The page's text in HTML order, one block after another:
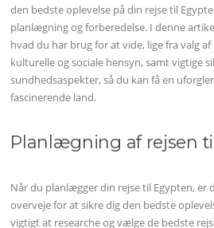
den bedste oplevelse på din rejse til
planlægning og forberedelse. I denne
hvad du har brug for at vide, lige fra valg
kulturelle og sociale hensyn, samt vigtige
sundhedsaspekter, så du kan få en
fascinerende land.
Planlægning af rejsen
Når du planlægger din rejse til Egypten, er
overveje for at sikre dig den bedste
vigtigt at researche og vælge de bedste